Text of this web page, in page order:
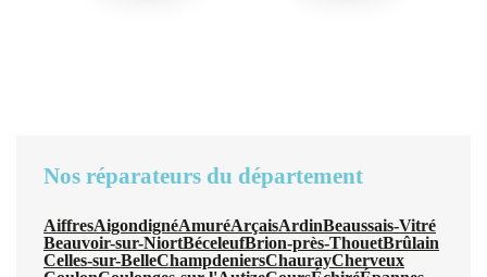
Nos réparateurs du département
AiffresAigondignéAmuréArçaisArdinBeaussais-Vitré
Beauvoir-sur-NiortBéceleufBrion-près-ThouetBrûlain
Celles-sur-BelleChampdeniersChaurayCherveux